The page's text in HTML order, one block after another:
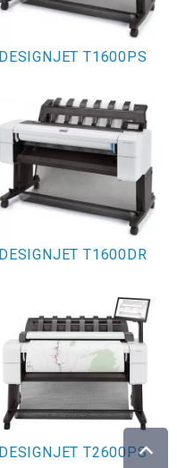
DESIGNJET T1600PS
DESIGNJET T1600DR
DESIGNJET T2600PS